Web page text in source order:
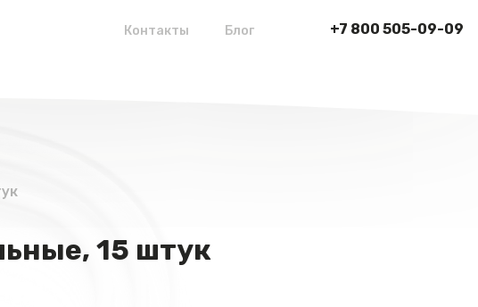
+7 800 505-09-09
Контакты Блог
15 штук